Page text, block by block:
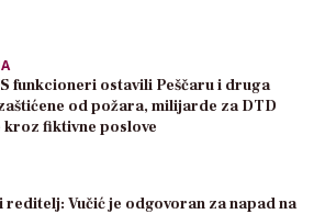
funkcioneri ostavili Peščaru i druga
od požara, milijarde za DTD
kroz fiktivne poslove
reditelj: Vučić je odgovoran za napad na